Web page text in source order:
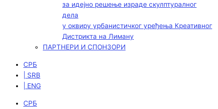
за идејно решење израде скулптуралног
дела
у оквиру урбанистичког уређења Креативног
Дистрикта на Лиману
ПАРТНЕРИ И СПОНЗОРИ
СРБ
| SRB
| ENG
СРБ